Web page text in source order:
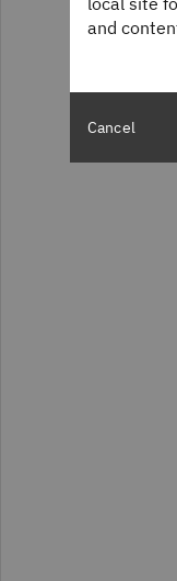
and
Cancel